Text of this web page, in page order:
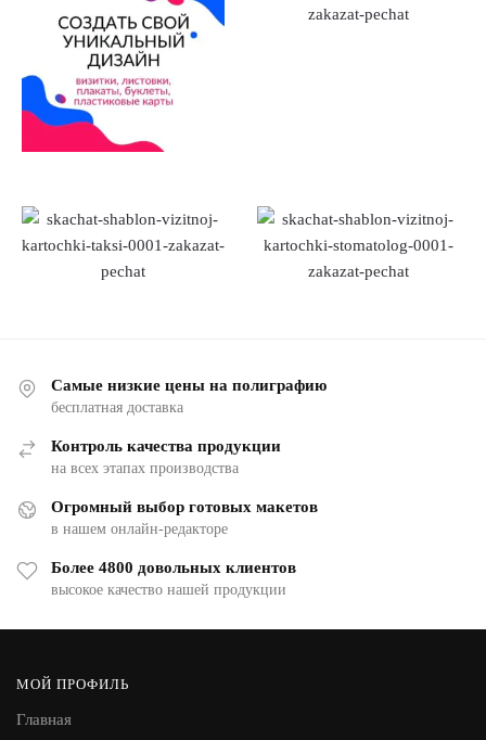
Самые низкие цены на полиграфию
бесплатная доставка
Контроль качества продукции
на всех этапах производства
Огромный выбор готовых макетов
в нашем онлайн-редакторе
Более 4800 довольных клиентов
высокое качество нашей продукции
МОЙ ПРОФИЛЬ
Главная